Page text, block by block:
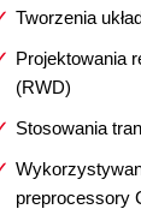
Tworzenia
Projektowania
(RWD)
Stosowania
preprocessory